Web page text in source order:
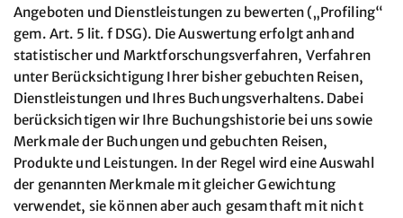
Angeboten und Dienstleistungen zu bewerten („Profiling“
gem. Art. 5 lit. f DSG). Die Auswertung erfolgt anhand
statistischer und Marktforschungsverfahren, Verfahren
unter Berücksichtigung Ihrer bisher gebuchten Reisen,
Dienstleistungen und Ihres Buchungsverhaltens. Dabei
berücksichtigen wir Ihre Buchungshistorie bei uns sowie
Merkmale der Buchungen und gebuchten Reisen,
Produkte und Leistungen. In der Regel wird eine Auswahl
der genannten Merkmale mit gleicher Gewichtung
verwendet, sie können aber auch gesamthaft mit nicht